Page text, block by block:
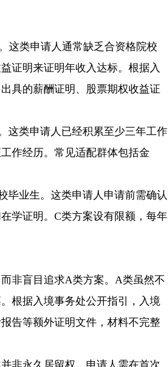
这类申请人通常缺乏合资格院校
证明来证明年收入达标。根据入
具的薪酬证明、股票期权收益证
这类申请人已经积累至少三年工作
作经历。常见适配群体包括金
毕业生。这类申请人申请前需确认
学证明。C类方案设有限额，每年
非盲目追求A类方案。A类虽然不
根据入境事务处公开指引，入境
告等额外证明文件，材料不完整
非永久居留权，申请人需在首次